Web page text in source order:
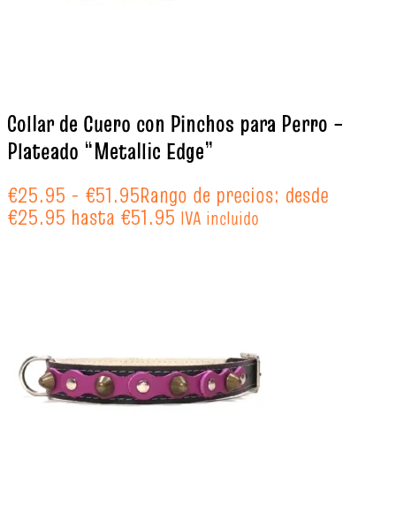
Collar de Cuero con Pinchos para Perro –
Plateado “Metallic Edge”
€25.95 - €51.95Rango de precios: desde
€25.95 hasta €51.95 IVA incluido